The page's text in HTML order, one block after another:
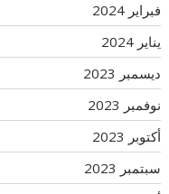
فبراير 2024
يناير 2024
ديسمبر 2023
نوفمبر 2023
أكتوبر 2023
سبتمبر 2023